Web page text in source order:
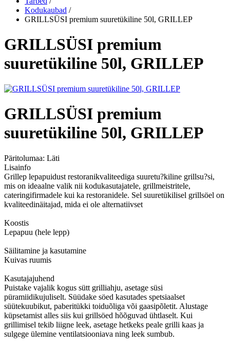
Kodukaubad /
GRILLSÜSI premium suuretükiline 50l, GRILLEP
GRILLSÜSI premium
suuretükiline 50l, GRILLEP
GRILLSÜSI premium
suuretükiline 50l, GRILLEP
Päritolumaa: Läti
Lisainfo
Grillep lepapuidust restoranikvaliteediga suuretu?kiline grillsu?si,
mis on ideaalne valik nii kodukasutajatele, grillmeistritele,
cateringifirmadele kui ka restoranidele. Sel suuretükilisel grillsöel on
kvaliteedinäitajad, mida ei ole alternatiivset
Koostis
Lepapuu (hele lepp)
Säilitamine ja kasutamine
Kuivas ruumis
Kasutajajuhend
Puistake vajalik kogus sütt grilliahju, asetage süsi
püramiidikujuliselt. Süüdake söed kasutades spetsiaalset
süütekuubikut, paberitükki toiduõliga või gaasipõletit. Alustage
küpsetamist alles siis kui grillsöed hõõguvad ühtlaselt. Kui
grillimisel tekib liigne leek, asetage hetkeks peale grilli kaas ja
sulgege ülemine ventilatsiooniava ning leek sumbub.